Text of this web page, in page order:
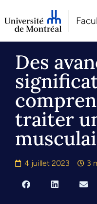
Des
traiter
4 juillet 2023 3